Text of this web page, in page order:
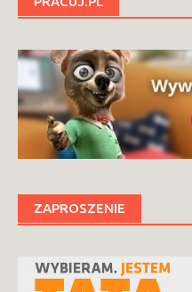
ZAPROSZENIE